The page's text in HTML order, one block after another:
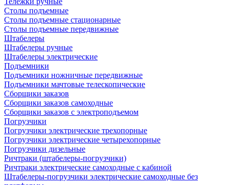
Столы подъемные
Столы подъемные стационарные
Столы подъемные передвижные
Штабелеры
Штабелеры ручные
Штабелеры электрические
Подъемники
Подъемники ножничные передвижные
Подъемники мачтовые телескопические
Сборщики заказов
Сборщики заказов самоходные
Сборщики заказов с электроподъемом
Погрузчики
Погрузчики электрические трехопорные
Погрузчики электрические четырехопорные
Погрузчики дизельные
Ричтраки (штабелеры-погрузчики)
Ричтраки электрические самоходные с кабиной
Штабелеры-погрузчики электрические самоходные без